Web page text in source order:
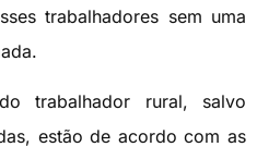
trabalhadores sem uma
trabalhador rural, salvo
estão de acordo com as